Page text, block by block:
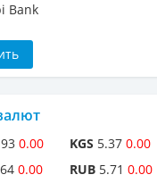
Bank
0.00
0.00
KGS 5.37 0.00
RUB 5.71 0.00